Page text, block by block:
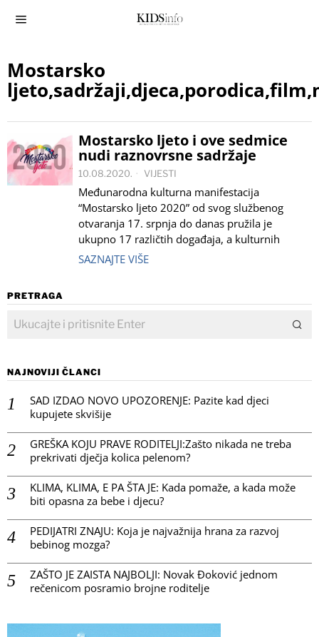
Mostarsko
Mostarsko ljeto i ove sedmice
nudi raznovrsne sadržaje
10.08.2020. VIJESTI
Međunarodna kulturna manifestacija
“Mostarsko ljeto 2020” od svog službenog
otvaranja 17. srpnja do danas pružila je
ukupno 17 različtih događaja, a kulturnih
SAZNAJTE VIŠE
PRETRAGA
NAJNOVIJI ČLANCI
SAD IZDAO NOVO UPOZORENJE: Pazite kad djeci
kupujete skvišije
GREŠKA KOJU PRAVE RODITELJI:Zašto nikada ne treba
prekrivati dječja kolica pelenom?
KLIMA, KLIMA, E PA ŠTA JE: Kada pomaže, a kada može
biti opasna za bebe i djecu?
PEDIJATRI ZNAJU: Koja je najvažnija hrana za razvoj
bebinog mozga?
ZAŠTO JE ZAISTA NAJBOLJI: Novak Đoković jednom
rečenicom posramio brojne roditelje